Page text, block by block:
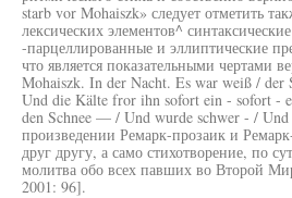
starb vor Mohaiszk» следует отметить
лексических элементов^
-парцеллированные и эллиптические
что является показательными чертами
Mohaiszk. In der Nacht. Es war weiß /
Und die Kälte fror ihn sofort ein - sofort -
den Schnee — / Und wurde schwer - /
произведении Ремарк-прозаик и
друг другу, а само стихотворение, по
молитва обо всех павших во Второй
2001: 96].